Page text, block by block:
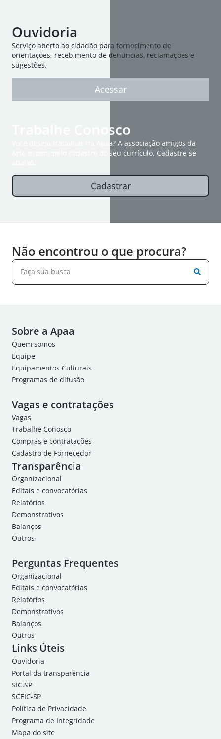
Ouvidoria
Serviço aberto ao cidadão para fornecimento de
orientações, recebimento de denúncias, reclamações e
sugestões.
Acessar
Trabalhe Conosco
Você deseja trabalhar na Apaa? A associação amigos da
Arte espera pelo cadastro do seu currículo. Cadastre-se
Cadastrar
Não encontrou o que procura?
Sobre a Apaa
Quem somos
Equipe
Equipamentos Culturais
Programas de difusão
Vagas e contratações
Vagas
Trabalhe Conosco
Compras e contratações
Cadastro de Fornecedor
Transparência
Organizacional
Editais e convocatórias
Relatórios
Demonstrativos
Balanços
Outros
Perguntas Frequentes
Organizacional
Editais e convocatórias
Relatórios
Demonstrativos
Balanços
Outros
Links Úteis
Ouvidoria
Portal da transparência
SIC.SP
SCEIC-SP
Política de Privacidade
Programa de Integridade
Mapa do site